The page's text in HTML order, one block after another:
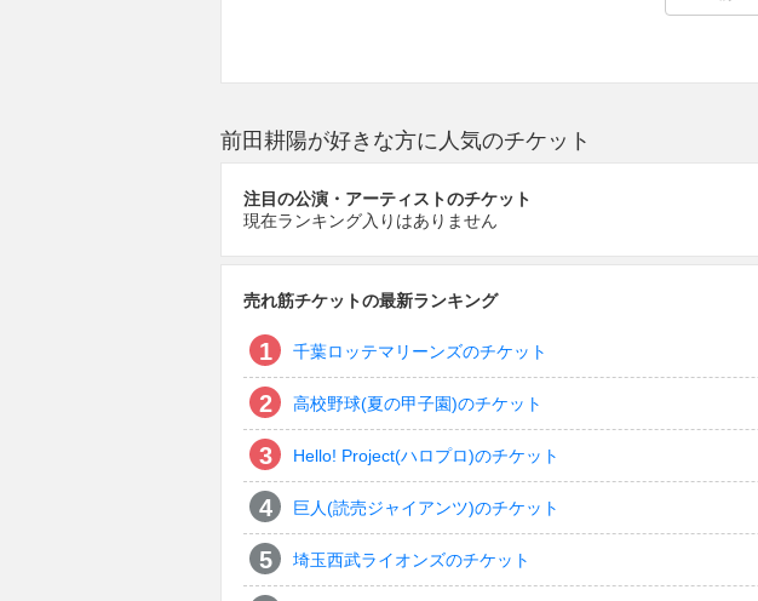
前田耕陽が好きな方に人気のチケット
注目の公演・アーティストのチケット
現在ランキング入りはありません
売れ筋チケットの最新ランキング
千葉ロッテマリーンズのチケット
高校野球(夏の甲子園)のチケット
Hello! Project(ハロプロ)のチケット
巨人(読売ジャイアンツ)のチケット
埼玉西武ライオンズのチケット